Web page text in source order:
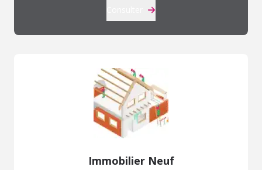
Immobilier Neuf